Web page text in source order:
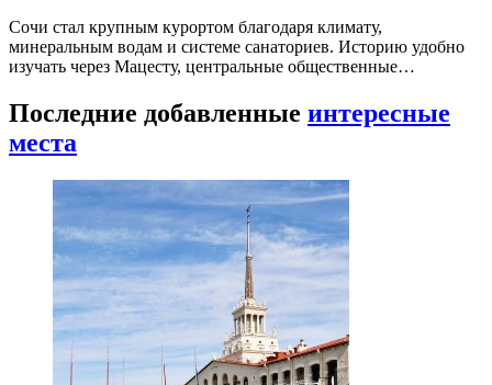
Сочи стал крупным курортом благодаря климату,
минеральным водам и системе санаториев. Историю удобно
изучать через Мацесту, центральные общественные…
Последние добавленные интересные
места